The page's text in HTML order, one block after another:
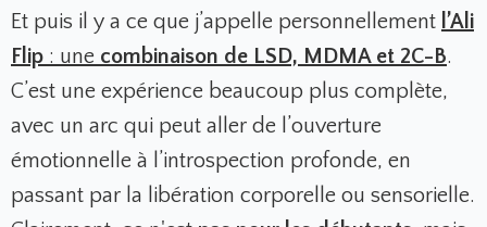
Et puis il y a ce que j’appelle personnellement l’Ali
Flip : une combinaison de LSD, MDMA et 2C-B.
C’est une expérience beaucoup plus complète,
avec un arc qui peut aller de l’ouverture
émotionnelle à l’introspection profonde, en
passant par la libération corporelle ou sensorielle.